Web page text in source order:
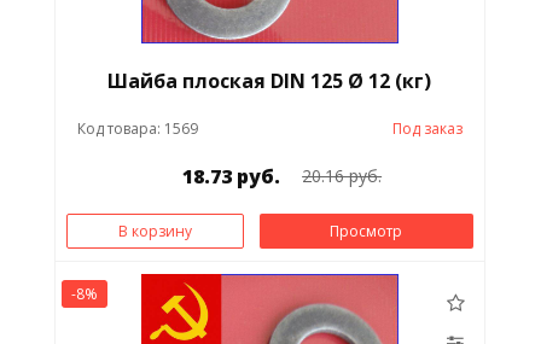
Шайба плоская DIN 125 Ø 12 (кг)
Код товара: 1569 Под заказ
18.73 руб. 20.16 руб.
В корзину Просмотр
-8%